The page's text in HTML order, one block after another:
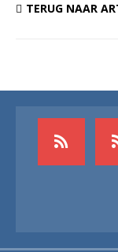
TERUG NAAR